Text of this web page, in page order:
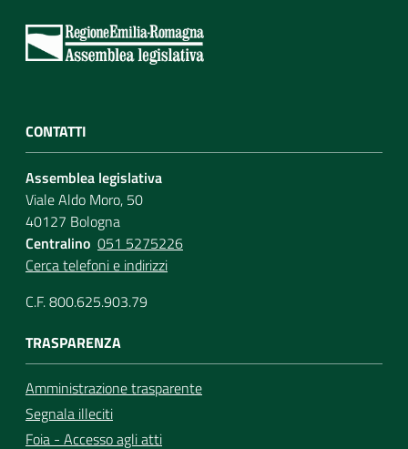
CONTATTI
Assemblea legislativa
Viale Aldo Moro, 50
40127 Bologna
Centralino 051 5275226
Cerca telefoni e indirizzi
C.F. 800.625.903.79
TRASPARENZA
Amministrazione trasparente
Segnala illeciti
Foia - Accesso agli atti